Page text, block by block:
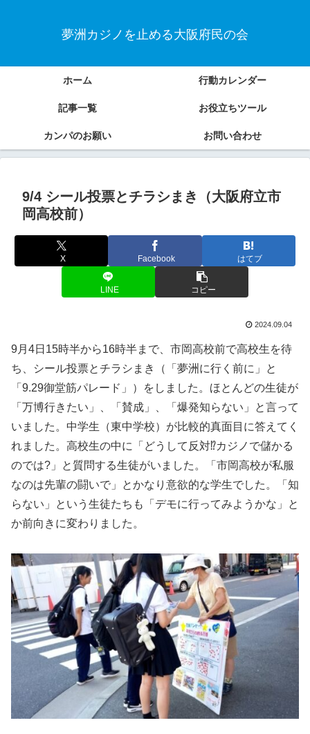
夢洲カジノを止める大阪府民の会
ホーム 行動カレンダー
記事一覧 お役立ちツール
カンパのお願い お問い合わせ
9/4 シール投票とチラシまき（大阪府立市
岡高校前）
X Facebook はてブ
LINE コピー
2024.09.04
9月4日15時半から16時半まで、市岡高校前で高校生を待
ち、シール投票とチラシまき（「夢洲に行く前に」と
「9.29御堂筋パレード」）をしました。ほとんどの生徒が
「万博行きたい」、「賛成」、「爆発知らない」と言って
いました。中学生（東中学校）が比較的真面目に答えてく
れました。高校生の中に「どうして反対⁉️カジノで儲かる
のでは?」と質問する生徒がいました。「市岡高校が私服
なのは先輩の闘いで」とかなり意欲的な学生でした。「知
らない」という生徒たちも「デモに行ってみようかな」と
か前向きに変わりました。